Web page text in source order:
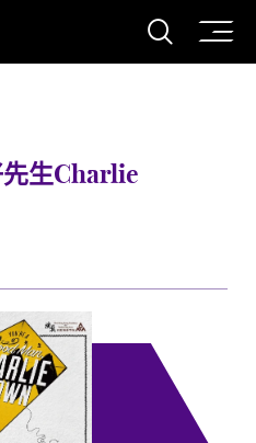
打开
生Charlie